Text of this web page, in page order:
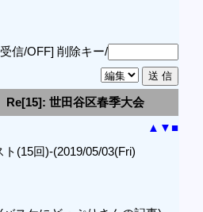
信/OFF] 削除キー/
Re[15]: 世田谷区春季大会
▲ ▼■
(15回)-(2019/05/03(Fri)